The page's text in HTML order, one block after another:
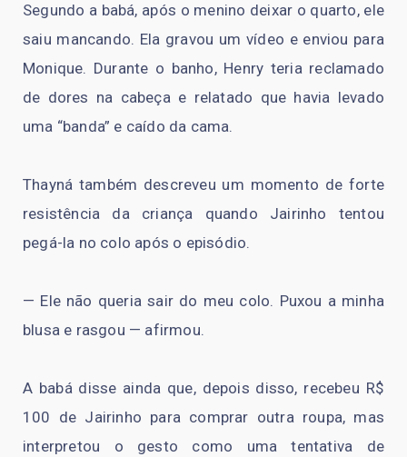
Segundo a babá, após o menino deixar o quarto, ele
saiu mancando. Ela gravou um vídeo e enviou para
Monique. Durante o banho, Henry teria reclamado
de dores na cabeça e relatado que havia levado
uma “banda” e caído da cama.
Thayná também descreveu um momento de forte
resistência da criança quando Jairinho tentou
pegá-la no colo após o episódio.
— Ele não queria sair do meu colo. Puxou a minha
blusa e rasgou — afirmou.
A babá disse ainda que, depois disso, recebeu R$
100 de Jairinho para comprar outra roupa, mas
interpretou o gesto como uma tentativa de